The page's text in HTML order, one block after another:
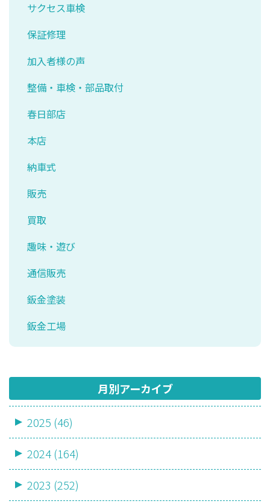
サクセス車検
保証修理
加入者様の声
整備・車検・部品取付
春日部店
本店
納車式
販売
買取
趣味・遊び
通信販売
鈑金塗装
鈑金工場
月別アーカイブ
2025 (46)
2024 (164)
2023 (252)